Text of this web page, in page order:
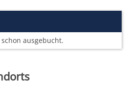
ausgebucht.